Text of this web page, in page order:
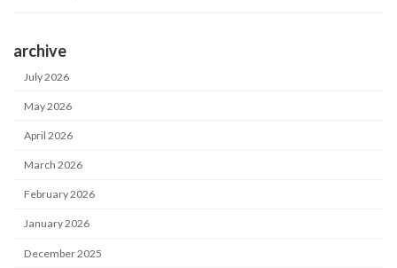
archive
July 2026
May 2026
April 2026
March 2026
February 2026
January 2026
December 2025